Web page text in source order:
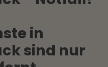
in
sind nur